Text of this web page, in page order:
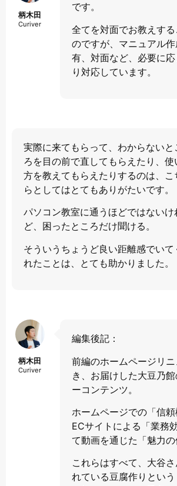
柄木田
Curiver
です。
全てを対面でお教えす
のですが、マニュアル
有、対面など、必要に
り対応しています。
実際に来てもらって、わからないと
ろを目の前で直してもらえたり、使
方を教えてもらえたりするのは、こ
らとしてはとてもありがたいです。
パソコン教室に通うほどではないけ
ど、困ったところだけ聞ける。
そういうちょうど良い距離感でいて
れたことは、とても助かりました。
柄木田
Curiver
編集後記：
前編のホームページリ
き、お届けした大豆乃館
ーコンテンツ。
ホームページでの「信頼
ECサイトによる「業務
て動画を通じた「魅力の
これらはすべて、大谷
れている豆腐作りとい